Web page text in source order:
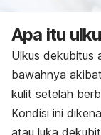
Apa itu
Ulkus dekubitus
bawahnya
kulit setelah
Kondisi ini
atau luka